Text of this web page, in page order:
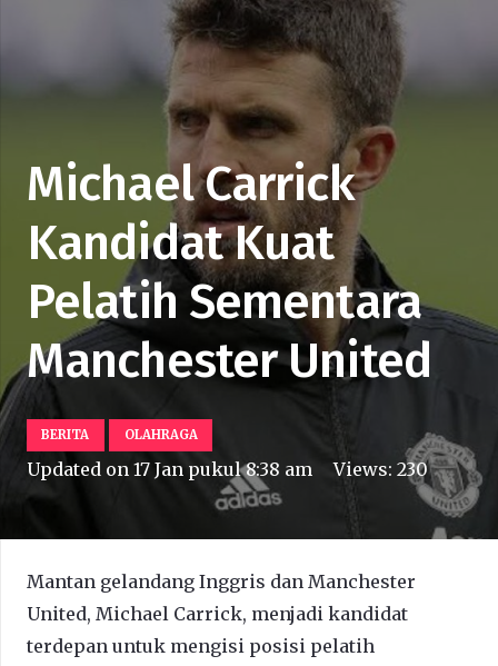
Michael Carrick
Kandidat Kuat
Pelatih Sementara
Manchester United
BERITA OLAHRAGA
Updated on 17 Jan pukul 8:38 am Views:230
Mantan gelandang Inggris dan Manchester
United, Michael Carrick, menjadi kandidat
terdepan untuk mengisi posisi pelatih